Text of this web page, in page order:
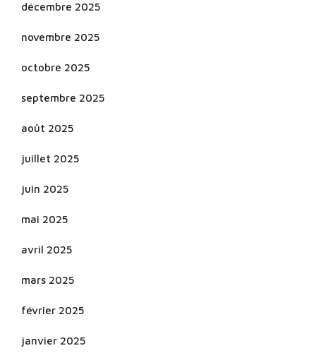
décembre 2025
novembre 2025
octobre 2025
septembre 2025
août 2025
juillet 2025
juin 2025
mai 2025
avril 2025
mars 2025
février 2025
janvier 2025